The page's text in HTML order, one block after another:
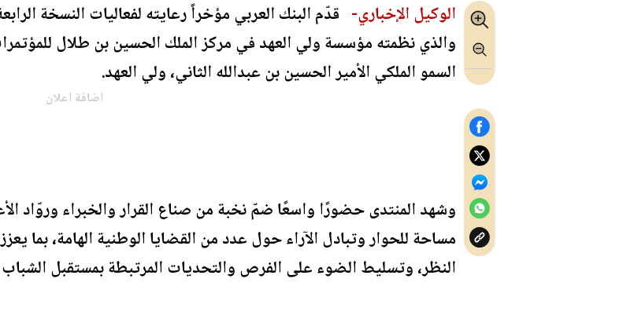
الوكيل الإخباري-
والذي نظمته مؤسسة ولي العهد في مركز الملك الحسين بن طلال
السمو الملكي الأمير الحسين بن عبدالله الثاني، ولي العهد.
اضافة اعلان
وشهد المنتدى حضورًا واسعًا ضمّ نخبة من صناع القرار والخبراء وروّاد
مساحة للحوار وتبادل الآراء حول عدد من القضايا الوطنية الهامة، بما
النظر، وتسليط الضوء على الفرص والتحديات المرتبطة بمستقبل الشباب